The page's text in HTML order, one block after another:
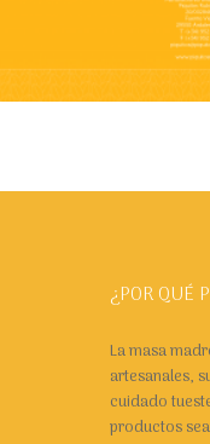
¿POR QUÉ
La masa
artesanales,
cuidado
productos